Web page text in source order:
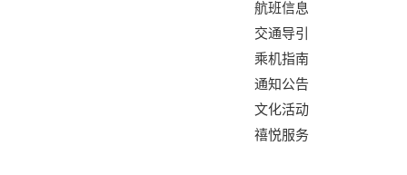
航班信息
交通导引
乘机指南
通知公告
文化活动
禧悦服务